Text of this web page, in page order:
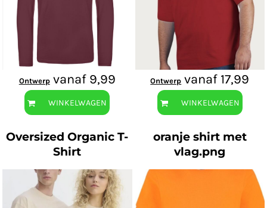
Ontwerpvanaf 9,99
WINKELWAGEN
Ontwerp vanaf 17,99
WINKELWAGEN
Oversized Organic T-
Shirt
oranje shirt met
vlag.png